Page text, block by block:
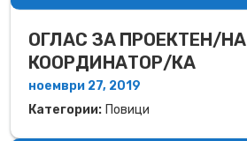
ОГЛАС ЗА ПРОЕКТЕН/НА
КООРДИНАТОР/КА
ноември 27, 2019
Категории: Повици